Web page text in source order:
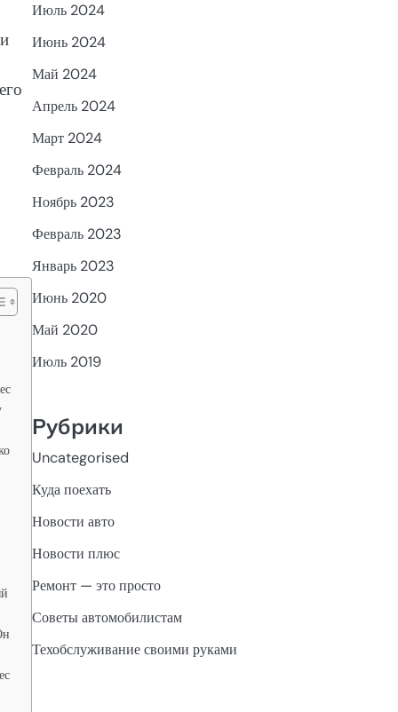
Июль 2024
Июнь 2024
Май 2024
Апрель 2024
Март 2024
Февраль 2024
Ноябрь 2023
Февраль 2023
Январь 2023
Июнь 2020
Май 2020
Июль 2019
Рубрики
Uncategorised
Куда поехать
Новости авто
Новости плюс
Ремонт — это просто
Советы автомобилистам
Техобслуживание своими руками